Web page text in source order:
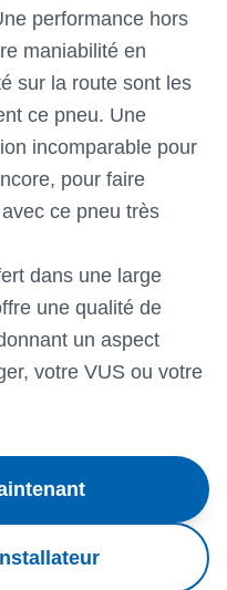
performance hors
maniabilité en
sur la route sont les
ce pneu. Une
incomparable pour
pour faire
ce pneu très
dans une large
une qualité de
un aspect
votre VUS ou votre